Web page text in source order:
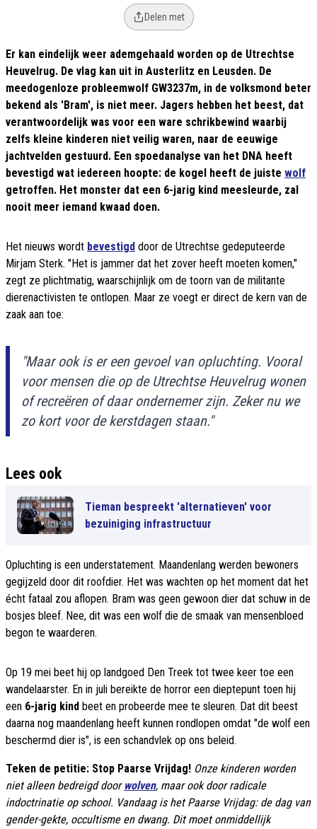
Delen met
Er kan eindelijk weer ademgehaald worden op de Utrechtse
Heuvelrug. De vlag kan uit in Austerlitz en Leusden. De
meedogenloze probleemwolf GW3237m, in de volksmond beter
bekend als 'Bram', is niet meer. Jagers hebben het beest, dat
verantwoordelijk was voor een ware schrikbewind waarbij
zelfs kleine kinderen niet veilig waren, naar de eeuwige
jachtvelden gestuurd. Een spoedanalyse van het DNA heeft
bevestigd wat iedereen hoopte: de kogel heeft de juiste wolf
getroffen. Het monster dat een 6-jarig kind meesleurde, zal
nooit meer iemand kwaad doen.
Het nieuws wordt bevestigd door de Utrechtse gedeputeerde
Mirjam Sterk. "Het is jammer dat het zover heeft moeten komen,"
zegt ze plichtmatig, waarschijnlijk om de toorn van de militante
dierenactivisten te ontlopen. Maar ze voegt er direct de kern van de
zaak aan toe:
"Maar ook is er een gevoel van opluchting. Vooral
voor mensen die op de Utrechtse Heuvelrug wonen
of recreëren of daar ondernemer zijn. Zeker nu we
zo kort voor de kerstdagen staan."
Lees ook
Tieman bespreekt 'alternatieven' voor
bezuiniging infrastructuur
Opluchting is een understatement. Maandenlang werden bewoners
gegijzeld door dit roofdier. Het was wachten op het moment dat het
écht fataal zou aflopen. Bram was geen gewoon dier dat schuw in de
bosjes bleef. Nee, dit was een wolf die de smaak van mensenbloed
begon te waarderen.
Op 19 mei beet hij op landgoed Den Treek tot twee keer toe een
wandelaarster. En in juli bereikte de horror een dieptepunt toen hij
een 6-jarig kind beet en probeerde mee te sleuren. Dat dit beest
daarna nog maandenlang heeft kunnen rondlopen omdat "de wolf een
beschermd dier is", is een schandvlek op ons beleid.
Teken de petitie: Stop Paarse Vrijdag! Onze kinderen worden
niet alleen bedreigd door wolven, maar ook door radicale
indoctrinatie op school. Vandaag is het Paarse Vrijdag: de dag van
gender-gekte, occultisme en dwang. Dit moet onmiddellijk